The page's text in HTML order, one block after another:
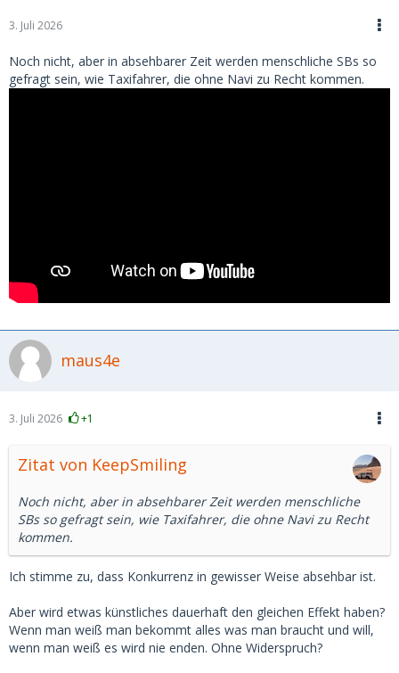
3. Juli 2026
Noch nicht, aber in absehbarer Zeit werden menschliche SBs so
gefragt sein, wie Taxifahrer, die ohne Navi zu Recht kommen.
maus4e
3. Juli 2026 +1
Zitat von KeepSmiling
Noch nicht, aber in absehbarer Zeit werden menschliche
SBs so gefragt sein, wie Taxifahrer, die ohne Navi zu Recht
kommen.
Ich stimme zu, dass Konkurrenz in gewisser Weise absehbar ist.
Aber wird etwas künstliches dauerhaft den gleichen Effekt haben?
Wenn man weiß man bekommt alles was man braucht und will,
wenn man weiß es wird nie enden. Ohne Widerspruch?